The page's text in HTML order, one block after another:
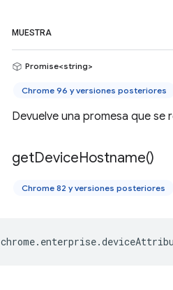
MUESTRA
Promise<string>
Chrome 96 y versiones posteriores
Devuelve una promesa que se
getDeviceHostname()
Chrome 82 y versiones posteriores
chrome. enterprise.